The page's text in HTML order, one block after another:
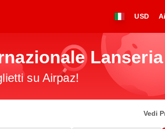
USD
su Airpaz!
Vedi